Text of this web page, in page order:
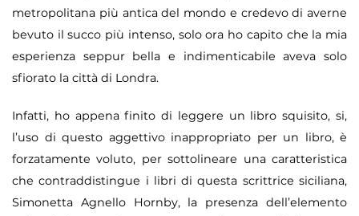
metropolitana più antica del mondo e credevo di averne
bevuto il succo più intenso, solo ora ho capito che la mia
esperienza seppur bella e indimenticabile aveva solo
sfiorato la città di Londra.
Infatti, ho appena finito di leggere un libro squisito, si,
l’uso di questo aggettivo inappropriato per un libro, è
forzatamente voluto, per sottolineare una caratteristica
che contraddistingue i libri di questa scrittrice siciliana,
Simonetta Agnello Hornby, la presenza dell’elemento